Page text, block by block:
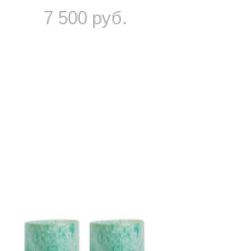
7 500 pуб.